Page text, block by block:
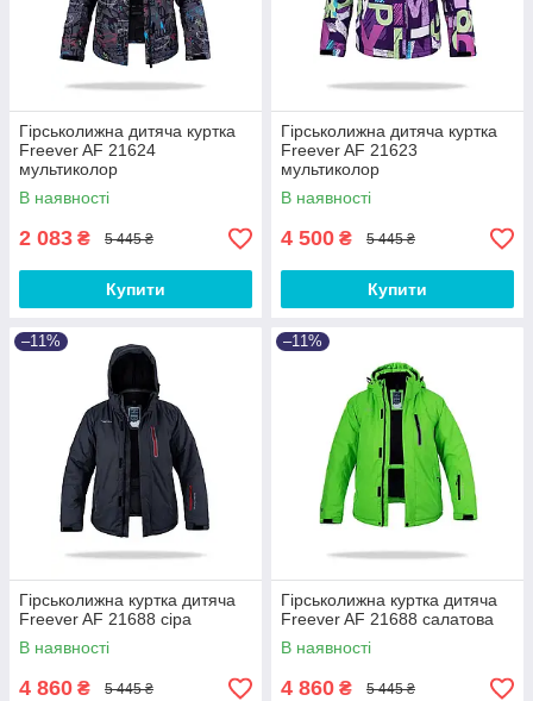
Гірськолижна дитяча куртка
Freever AF 21624
мультиколор
В наявності
2 083 ₴ 5 445 ₴
Купити
Гірськолижна дитяча куртка
Freever AF 21623
мультиколор
В наявності
4 500 ₴ 5 445 ₴
Купити
–11%
Гірськолижна куртка дитяча
Freever AF 21688 сіра
В наявності
4 860 ₴ 5 445 ₴
–11%
Гірськолижна куртка дитяча
Freever AF 21688 салатова
В наявності
4 860 ₴ 5 445 ₴